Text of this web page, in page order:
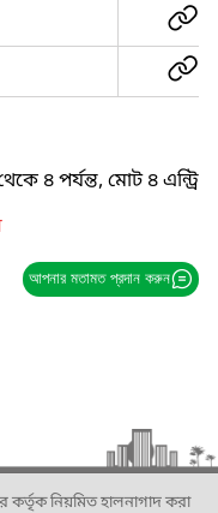
৪ পর্যন্ত, মোট ৪ এন্ট্রি
আপনার মতামত প্রদান করুন
কর্তৃক নিয়মিত হালনাগাদ করা